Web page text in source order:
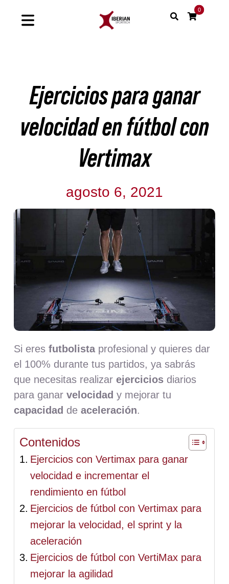
Toggle
Shop
Soluciones
Contacto
Mi cuenta
0
Ejercicios para ganar
velocidad en fútbol con
Vertimax
agosto 6, 2021
Si eresfutbolista profesional y quieres dar
el 100% durante tus partidos, ya sabrás
que necesitas realizarejercicios diarios
para ganarvelocidady mejorar tu
capacidad deaceleración.
Contenidos
Ejercicios con Vertimax para ganar
velocidad e incrementar el
rendimiento en fútbol
Ejercicios de fútbol con Vertimax para
mejorar la velocidad, el sprint y la
aceleración
Ejercicios de fútbol con VertiMax para
mejorar la agilidad